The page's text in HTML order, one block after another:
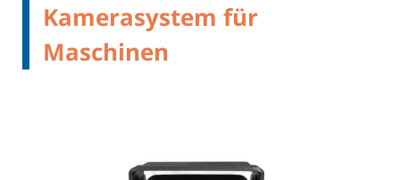
Kamerasystem für
Maschinen